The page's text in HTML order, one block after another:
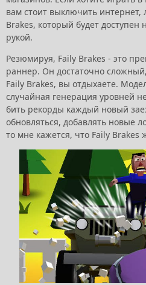
вам стоит выключить интернет,
Brakes, который будет
рукой.
Резюмируя, Faily Brakes - это
раннер. Он достаточно
Faily Brakes, вы отдыхаете.
случайная генерация уровней
бить рекорды каждый новый
обновляться, добавлять новые
то мне кажется, что Faily Brakes